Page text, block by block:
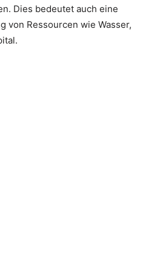
Dies bedeutet auch eine
von Ressourcen wie Wasser,